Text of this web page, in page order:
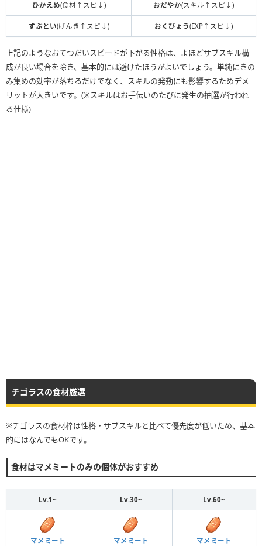
ひかえめ(食材↑スピ↓) おだやか(スキル↑スピ↓)
ずぶとい(げんき↑スピ↓) おくびょう(EXP↑スピ↓)
上記のようなおてつだいスピードが下がる性格は、よほどサブスキル構
成が良い場合を除き、基本的には避けたほうがよいでしょう。単純にきの
み集めの効率が落ちるだけでなく、スキルの発動にも影響するためデメ
リットが大きいです。(※スキルはお手伝いのたびに発生の抽選が行われ
る仕様)
チゴラスの食材厳選
※チゴラスの食材枠は性格・サブスキルと比べて優先度が低いため、基本
的にはなんでもOKです。
食材はマメミートのみの個体がおすすめ
Lv.1~ Lv.30~ Lv.60~
マメミート マメミート マメミート